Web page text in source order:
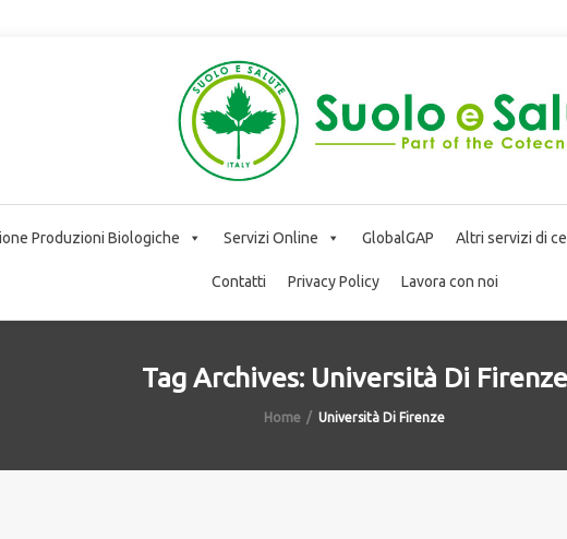
Produzioni Biologiche Servizi Online GlobalGAP Altri servizi di
Contatti Privacy Policy Lavora con noi
Tag Archives: Università Di Firenze
Home Università Di Firenze